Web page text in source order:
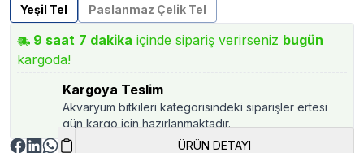
Yeşil Tel
Paslanmaz Çelik Tel
9 saat 7 dakika içinde sipariş verirseniz bugün
kargoda!
Kargoya Teslim
Akvaryum bitkileri kategorisindeki siparişler ertesi
gün kargo için hazırlanmaktadır.
ÜRÜN DETAYI